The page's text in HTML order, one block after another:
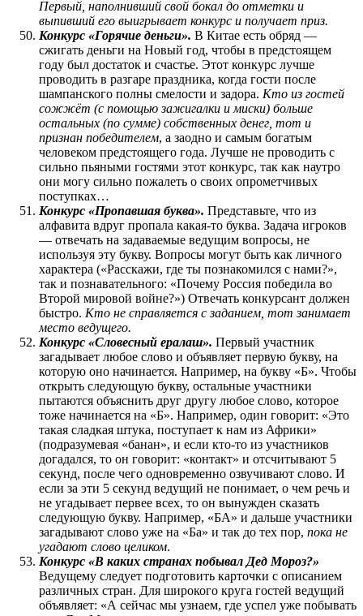
Первый, наполнивший свой бокал до отметки и
выпивший его выигрывает конкурс и получает приз.
Конкурс «Горячие деньги». В Китае есть обряд —
сжигать деньги на Новый год, чтобы в предстоящем
году был достаток и счастье. Этот конкурс лучше
проводить в разгаре праздника, когда гости после
шампанского полны смелости и задора. Кто из гостей
сожжёт (с помощью зажигалки и миски) больше
остальных (по сумме) собственных денег, тот и
признан победителем, а заодно и самым богатым
человеком предстоящего года. Лучше не проводить с
сильно пьяными гостями этот конкурс, так как наутро
они могу сильно пожалеть о своих опрометчивых
поступках…
Конкурс «Пропавшая буква». Представьте, что из
алфавита вдруг пропала какая-то буква. Задача игроков
— отвечать на задаваемые ведущим вопросы, не
используя эту букву. Вопросы могут быть как личного
характера («Расскажи, где ты познакомился с нами?»,
так и познавательного: «Почему Россия победила во
Второй мировой войне?») Отвечать конкурсант должен
быстро. Кто не справляется с заданием, тот занимает
место ведущего.
Конкурс «Словесный ералаш». Первый участник
загадывает любое слово и объявляет первую букву, на
которую оно начинается. Например, на букву «Б». Чтобы
открыть следующую букву, остальные участники
пытаются объяснить друг другу любое слово, которое
тоже начинается на «Б». Например, один говорит: «Это
такая сладкая штука, поступает к нам из Африки»
(подразумевая «банан», и если кто-то из участников
догадался, то он говорит: «контакт» и отсчитывают 5
секунд, после чего одновременно озвучивают слово. И
если за эти 5 секунд ведущий не понимает, о чем речь и
не угадывает первее всех, то он вынужден сказать
следующую букву. Например, «БА» и дальше участники
загадывают слово уже на «Ба» и так до тех пор, пока не
угадают слово целиком.
Конкурс «В каких странах побывал Дед Мороз?»
Ведущему следует подготовить карточки с описанием
различных стран. Для широкого круга гостей ведущий
объявляет: «А сейчас мы узнаем, где успел уже побывать